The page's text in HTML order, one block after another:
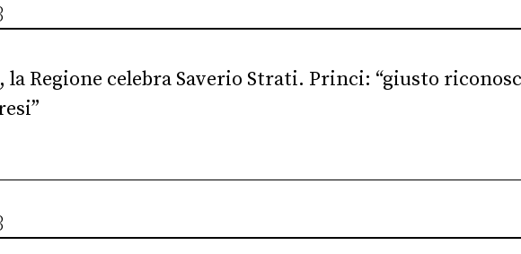
la Regione celebra Saverio Strati. Princi: “giusto